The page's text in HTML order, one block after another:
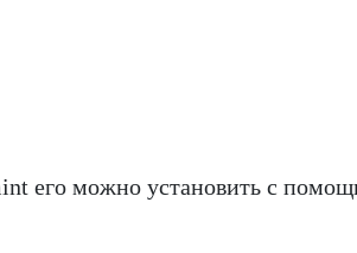
его можно установить с